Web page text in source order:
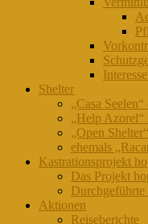
Shelter
„Casa
„Help Azorel“
„Open
ehemals
Kastrationsprojekt
Das Projekt
Durchgeführte
Aktionen
Reiseberichte